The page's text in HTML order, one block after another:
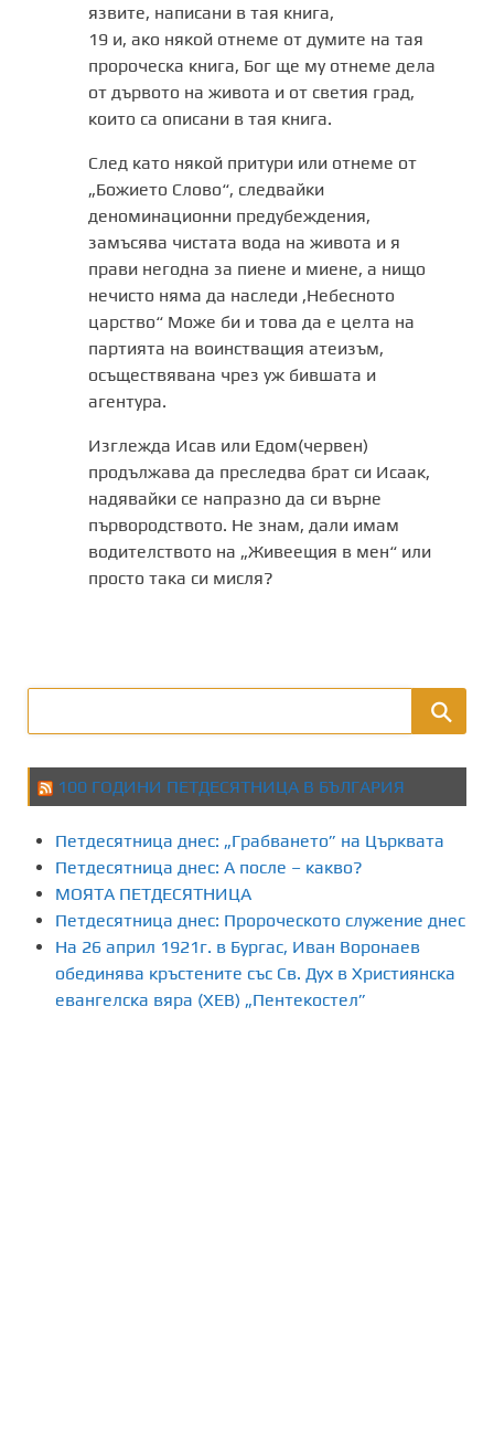
язвите, написани в тая книга,
19 и, ако някой отнеме от думите на тая
пророческа книга, Бог ще му отнеме дела
от дървото на живота и от светия град,
които са описани в тая книга.
След като някой притури или отнеме от
„Божието Слово“, следвайки
деноминационни предубеждения,
замъсява чистата вода на живота и я
прави негодна за пиене и миене, а нищо
нечисто няма да наследи ,Небесното
царство“ Може би и това да е целта на
партията на воинстващия атеизъм,
осъществявана чрез уж бившата и
агентура.
Изглежда Исав или Едом(червен)
продължава да преследва брат си Исаак,
надявайки се напразно да си върне
първородството. Не знам, дали имам
водителството на „Живеещия в мен“ или
просто така си мисля?
100 ГОДИНИ ПЕТДЕСЯТНИЦА В БЪЛГАРИЯ
Петдесятница днес: „Грабването” на Църквата
Петдесятница днес: А после – какво?
МОЯТА ПЕТДЕСЯТНИЦА
Петдесятница днес: Пророческото служение днес
На 26 април 1921г. в Бургас, Иван Воронаев
обединява кръстените със Св. Дух в Християнска
евангелска вяра (ХЕВ) „Пентекостел”